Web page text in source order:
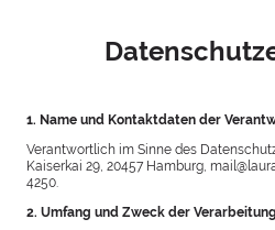
1. Name und Kontaktdaten der
Verantwortlich im Sinne des
Kaiserkai 29, 20457 Hamburg,
4250.
2. Umfang und Zweck der